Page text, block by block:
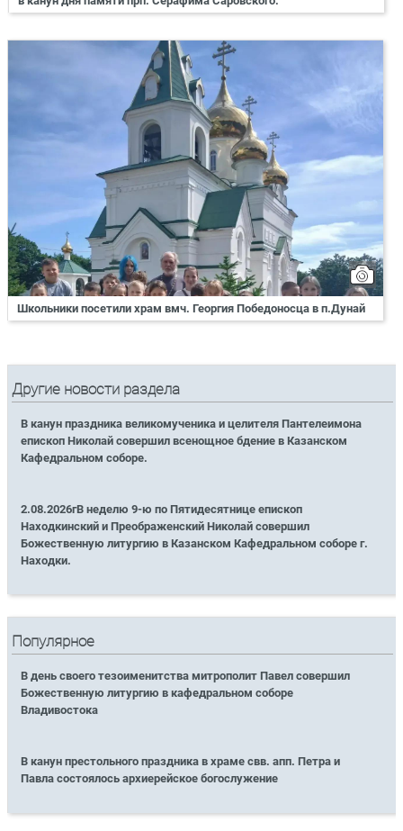
Школьники посетили храм вмч. Георгия Победоносца в п.Дунай
Другие новости раздела
В канун праздника великомученика и целителя Пантелеимона
епископ Николай совершил всенощное бдение в Казанском
Кафедральном соборе.
2.08.2026гВ неделю 9-ю по Пятидесятнице епископ
Находкинский и Преображенский Николай совершил
Божественную литургию в Казанском Кафедральном соборе г.
Находки.
Популярное
В день своего тезоименитства митрополит Павел совершил
Божественную литургию в кафедральном соборе
Владивостока
В канун престольного праздника в храме свв. апп. Петра и
Павла состоялось архиерейское богослужение